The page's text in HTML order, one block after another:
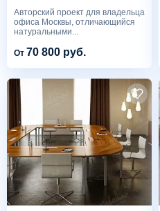
Авторский проект для владельца
офиса Москвы, отличающийся
натуральными...
От 70 800 руб.